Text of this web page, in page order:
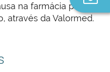
na farmácia para
através da Valormed.